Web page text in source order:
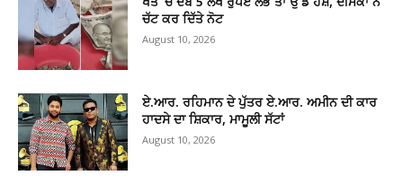
ਚੱਟ ਕਰ ਦਿੱਤੇ ਨੋਟ
August 10, 2026
ਏ.ਆਰ. ਰਹਿਮਾਨ ਦੇ ਪੁੱਤਰ ਏ.ਆਰ. ਅਮੀਨ ਦੀ ਕਾਰ
ਹਾਦਸੇ ਦਾ ਸ਼ਿਕਾਰ, ਮਾਮੂਲੀ ਸੱਟਾਂ
August 10, 2026